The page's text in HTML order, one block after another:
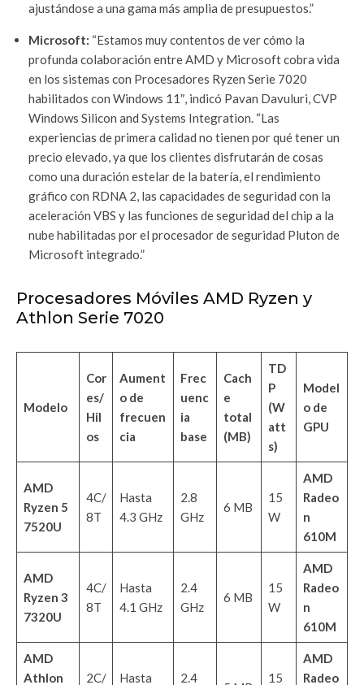
ajustándose a una gama más amplia de presupuestos.”
Microsoft: “Estamos muy contentos de ver cómo la
profunda colaboración entre AMD y Microsoft cobra vida
en los sistemas con Procesadores Ryzen Serie 7020
habilitados con Windows 11″, indicó Pavan Davuluri, CVP
Windows Silicon and Systems Integration. “Las
experiencias de primera calidad no tienen por qué tener un
precio elevado, ya que los clientes disfrutarán de cosas
como una duración estelar de la batería, el rendimiento
gráfico con RDNA 2, las capacidades de seguridad con la
aceleración VBS y las funciones de seguridad del chip a la
nube habilitadas por el procesador de seguridad Pluton de
Microsoft integrado.”
Procesadores Móviles AMD Ryzen y
Athlon Serie 7020
Modelo
Cor
es/
Hil
os
Aument
o de
frecuen
cia
Frec
uenc
ia
base
Cach
e
total
(MB)
TD
P
(W
att
s)
Model
o de
GPU
AMD
Ryzen 5
7520U
4C/
8T
Hasta
4.3 GHz
2.8
GHz
6 MB
15
W
AMD
Radeo
n
610M
AMD
Ryzen 3
7320U
4C/
8T
Hasta
4.1 GHz
2.4
GHz
6 MB
15
W
AMD
Radeo
n
610M
AMD
Athlon
2C/
Hasta
2.4
15
AMD
Radeo